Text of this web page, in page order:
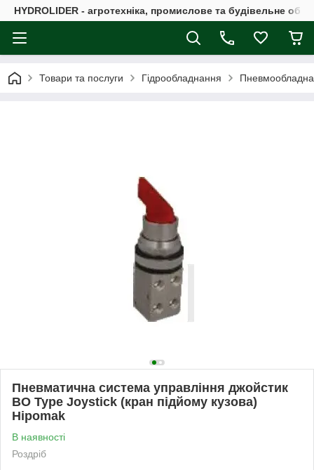
HYDROLIDER - агротехніка, промислове та будівельне
Товари та послуги Гідрообладнання
Пневматична система управління джойстик
BO Type Joystick (кран підйому кузова)
Hipomak
В наявності
Роздріб